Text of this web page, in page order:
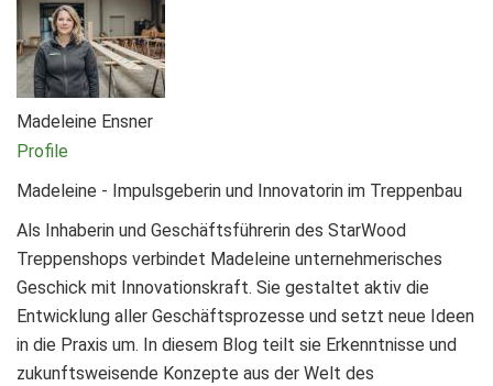
Madeleine Ensner
Profile
Madeleine - Impulsgeberin und Innovatorin im Treppenbau
Als Inhaberin und Geschäftsführerin des StarWood
Treppenshops verbindet Madeleine unternehmerisches
Geschick mit Innovationskraft. Sie gestaltet aktiv die
Entwicklung aller Geschäftsprozesse und setzt neue Ideen
in die Praxis um. In diesem Blog teilt sie Erkenntnisse und
zukunftsweisende Konzepte aus der Welt des